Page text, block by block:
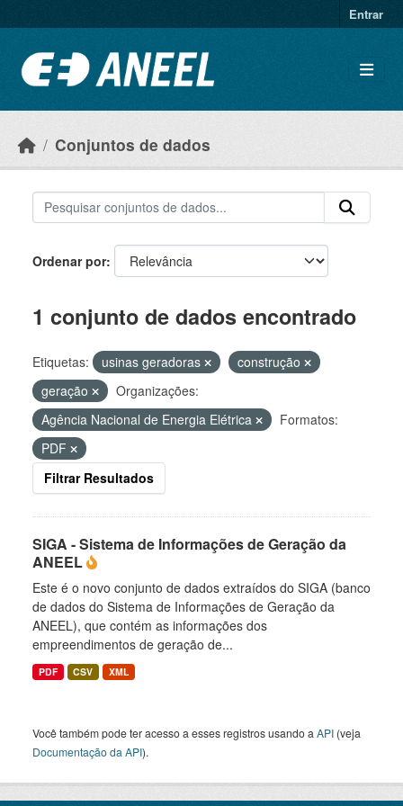
Entrar
Conjuntos de dados
Ordenar por
1 conjunto de dados encontrado
Etiquetas: usinas geradoras
construção
geração
Organizações:
Agência Nacional de Energia Elétrica
Formatos:
PDF
Filtrar Resultados
SIGA - Sistema de Informações de Geração da
ANEEL
Este é o novo conjunto de dados extraídos do SIGA (banco
de dados do Sistema de Informações de Geração da
ANEEL), que contém as informações dos
empreendimentos de geração de...
PDF CSV XML
Você também pode ter acesso a esses registros usando a API (veja
Documentação da API).